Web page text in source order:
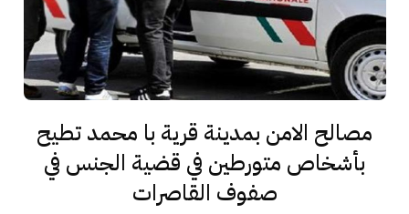
مصالح الامن بمدينة قرية با محمد تطيح
بأشخاص متورطين في قضية الجنس في
صفوف القاصرات